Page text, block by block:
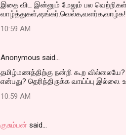
இதை விட இன்னும் மேலும் பல
வாழ்த்துகள்,ஷங்கர்.வெல்க,வளர்க,வாழ்க!
10:59 AM
Anonymous said…
தமிழ்மணத்திற்கு நன்றி கூற
என்பது? தெரிந்திருக்க வாய்ப்பு இல்லை.
10:59 AM
குசும்பன் said…